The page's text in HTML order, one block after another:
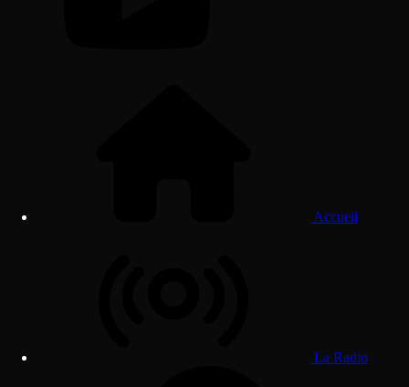
Accueil
La Radio